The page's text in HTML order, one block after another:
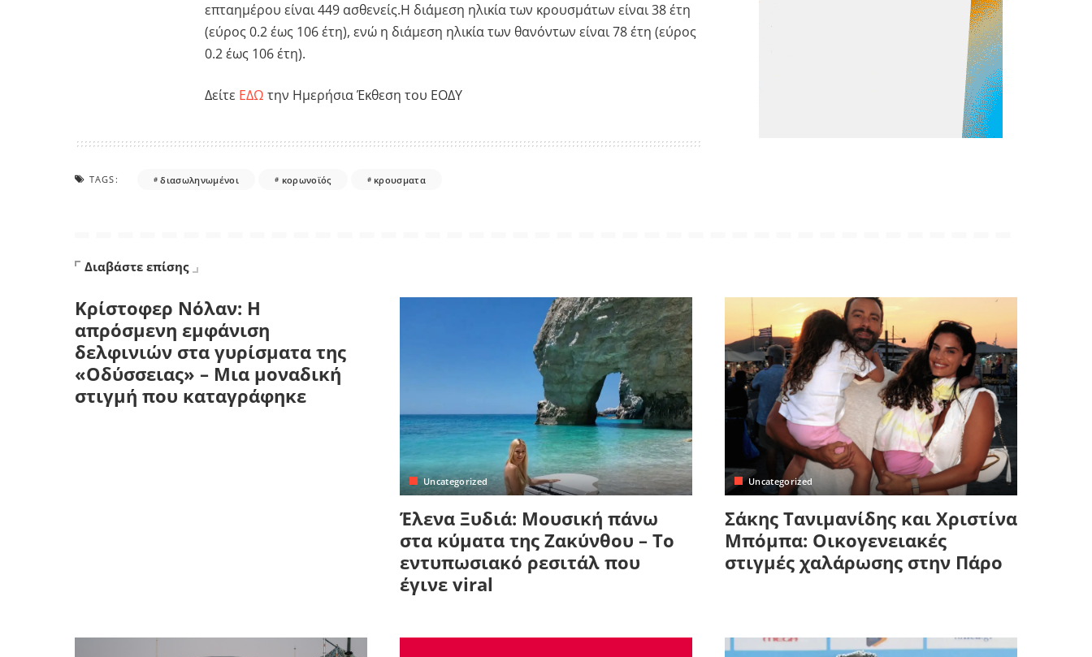
επταημέρου είναι 449 ασθενείς.Η διάμεση ηλικία των κρουσμάτων είναι 38 έτη
(εύρος 0.2 έως 106 έτη), ενώ η διάμεση ηλικία των θανόντων είναι 78 έτη (εύρος
0.2 έως 106 έτη).
Δείτε ΕΔΩ την Ημερήσια Έκθεση του ΕΟΔΥ
TAGS: διασωληνωμένοι κορωνοϊός κρουσματα
Διαβάστε επίσης
Κρίστοφερ Νόλαν: Η
απρόσμενη εμφάνιση
δελφινιών στα γυρίσματα της
«Οδύσσειας» – Μια μοναδική
στιγμή που καταγράφηκε
Uncategorized
Έλενα Ξυδιά: Μουσική πάνω
στα κύματα της Ζακύνθου – Το
εντυπωσιακό ρεσιτάλ που
έγινε viral
Uncategorized
Σάκης Τανιμανίδης και Χριστίνα
Μπόμπα: Οικογενειακές
στιγμές χαλάρωσης στην Πάρο